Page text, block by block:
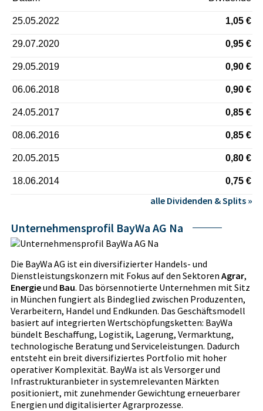
25.05.2022 1,05 €
29.07.2020 0,95 €
29.05.2019 0,90 €
06.06.2018 0,90 €
24.05.2017 0,85 €
08.06.2016 0,85 €
20.05.2015 0,80 €
18.06.2014 0,75 €
alle Dividenden & Splits »
Unternehmensprofil BayWa AG Na
Die BayWa AG ist ein diversifizierter Handels- und
Dienstleistungskonzern mit Fokus auf den Sektoren Agrar,
Energieund Bau. Das börsennotierte Unternehmen mit Sitz
in München fungiert als Bindeglied zwischen Produzenten,
Verarbeitern, Handel und Endkunden. Das Geschäftsmodell
basiert auf integrierten Wertschöpfungsketten: BayWa
bündelt Beschaffung, Logistik, Lagerung, Vermarktung,
technologische Beratung und Serviceleistungen. Dadurch
entsteht ein breit diversifiziertes Portfolio mit hoher
operativer Komplexität. BayWa ist als Versorger und
Infrastrukturanbieter in systemrelevanten Märkten
positioniert, mit zunehmender Gewichtung erneuerbarer
Energien und digitalisierter Agrarprozesse.